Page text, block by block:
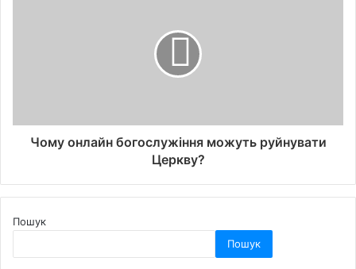
Чому онлайн богослужіння можуть руйнувати
Церкву?
Пошук
Пошук